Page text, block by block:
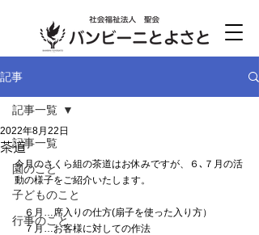
記事
記事一覧
園のこと
子どものこと
行事のこと
記事一覧
茶道
2022年8月22日
今月のさくら組の茶道はお休みですが、６､７月の活
動の様子をご紹介いたします。
６月…席入りの仕方(扇子を使った入り方）
７月…お客様に対しての作法